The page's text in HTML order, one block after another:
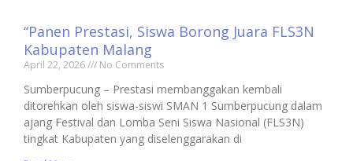
“Panen Prestasi, Siswa Borong Juara FLS3N
Kabupaten Malang
April 22, 2026 No Comments
Sumberpucung – Prestasi membanggakan kembali
ditorehkan oleh siswa-siswi SMAN 1 Sumberpucung dalam
ajang Festival dan Lomba Seni Siswa Nasional (FLS3N)
tingkat Kabupaten yang diselenggarakan di